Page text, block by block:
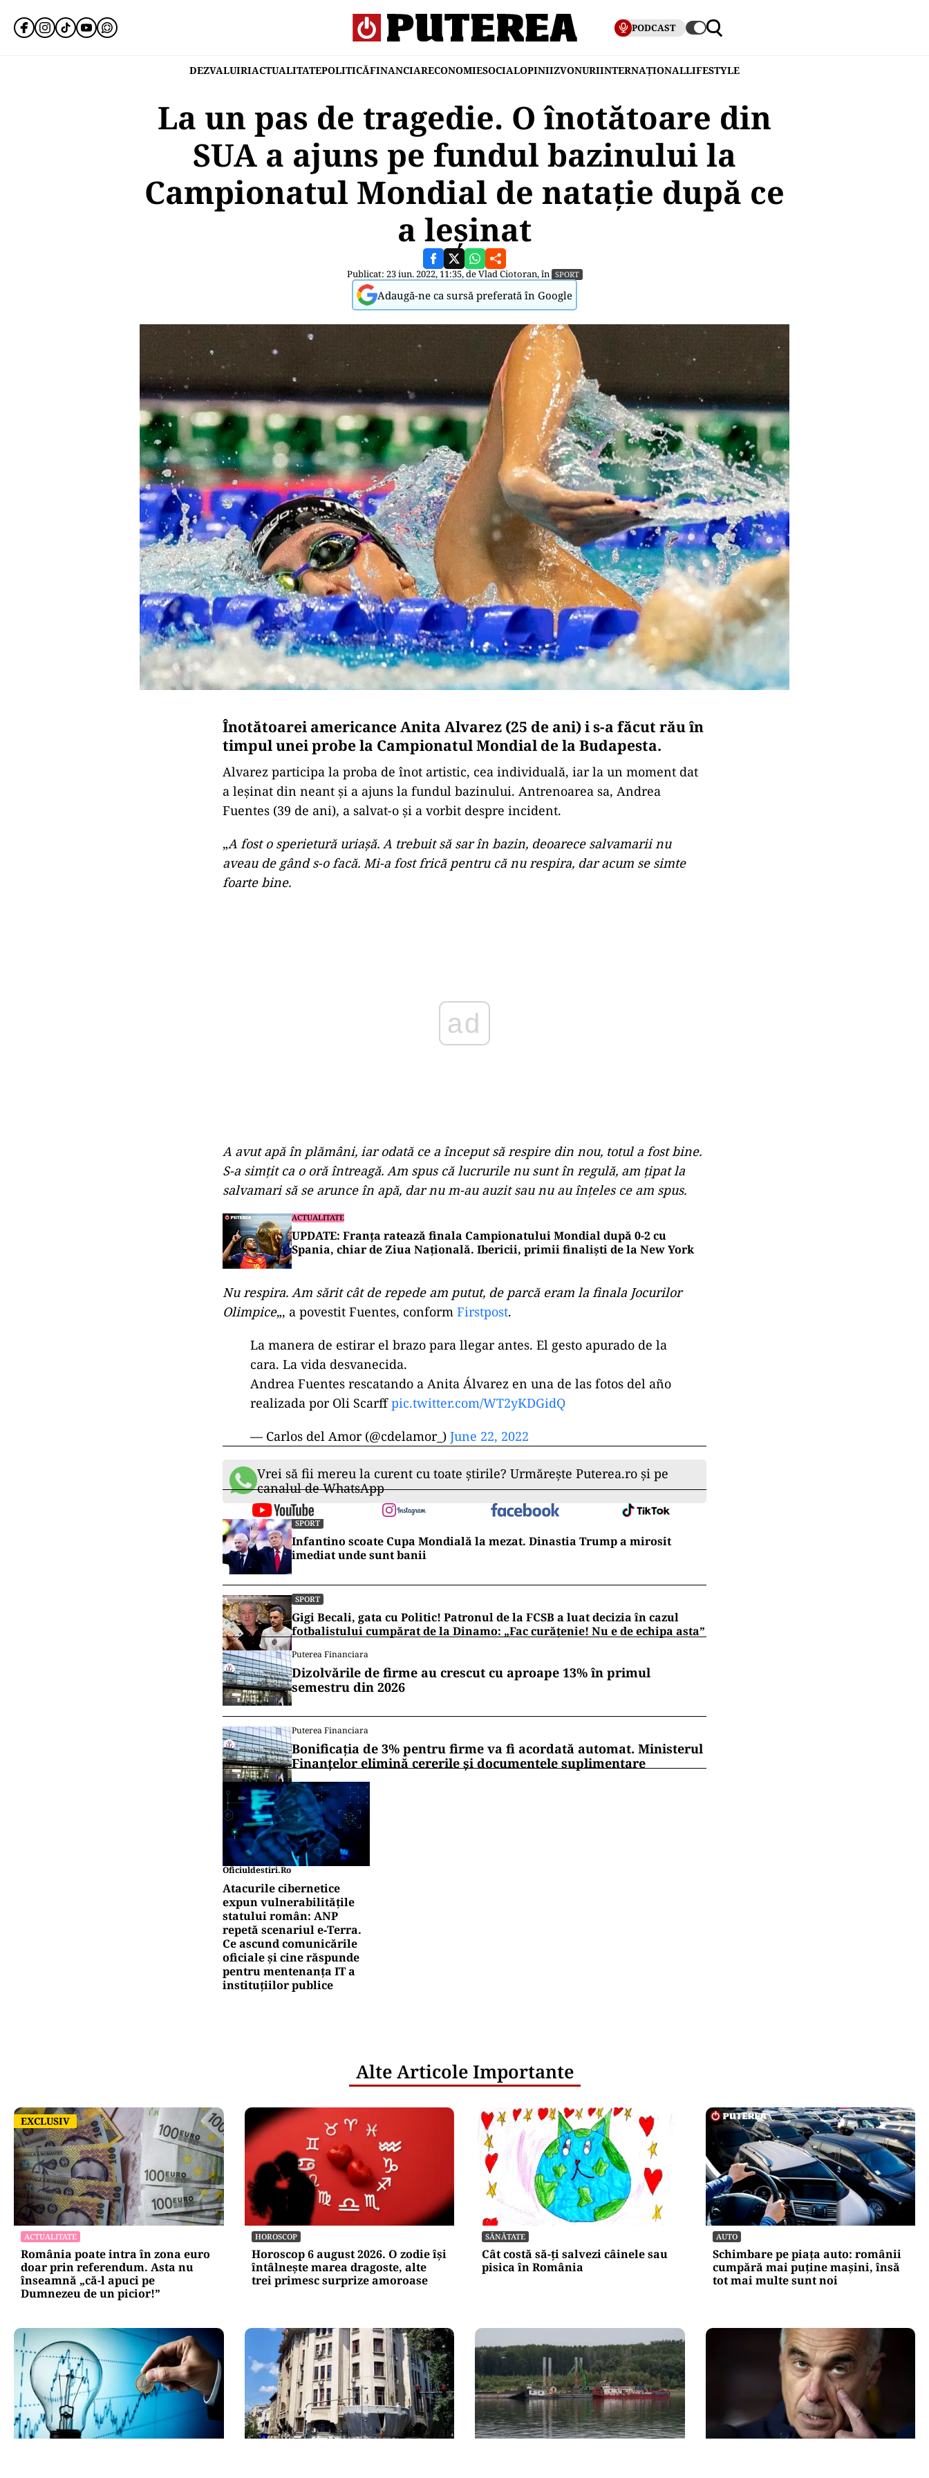
PODCAST
DEZVALUIRIACTUALITATEPOLITICĂFINANCIARECONOMIESOCIALOPINIIZVONURIINTERNAȚIONALLIFESTYLE
La un pas de tragedie. O înotătoare din
SUA a ajuns pe fundul bazinului la
Campionatul Mondial de natație după ce
a leșinat
Publicat: 23 iun. 2022, 11:35, deVlad Ciotoran, în SPORT
Adaugă-ne ca sursă preferată în Google
Înotătoarei americance Anita Alvarez (25 de ani) i s-a făcut rău în
timpul unei probe la Campionatul Mondial de la Budapesta.
Alvarez participa la proba de înot artistic, cea individuală, iar la un moment dat
a leșinat din neant și a ajuns la fundul bazinului. Antrenoarea sa, Andrea
Fuentes (39 de ani), a salvat-o și a vorbit despre incident.
„A fost o sperietură uriașă. A trebuit să sar în bazin, deoarece salvamarii nu
aveau de gând s-o facă. Mi-a fost frică pentru că nu respira, dar acum se simte
foarte bine.
A avut apă în plămâni, iar odată ce a început să respire din nou, totul a fost bine.
S-a simțit ca o oră întreagă. Am spus că lucrurile nu sunt în regulă, am țipat la
salvamari să se arunce în apă, dar nu m-au auzit sau nu au înțeles ce am spus.
ACTUALITATE
UPDATE: Franța ratează finala Campionatului Mondial după 0-2 cu
Spania, chiar de Ziua Națională. Ibericii, primii finaliști de la New York
Nu respira. Am sărit cât de repede am putut, de parcă eram la finala Jocurilor
Olimpice„, a povestit Fuentes, conform Firstpost.
La manera de estirar el brazo para llegar antes. El gesto apurado de la
cara. La vida desvanecida.
Andrea Fuentes rescatando a Anita Álvarez en una de las fotos del año
realizada por Oli Scarffpic.twitter.com/WT2yKDGidQ
— Carlos del Amor (@cdelamor_) June 22, 2022
Vrei să fii mereu la curent cu toate știrile? Urmărește Puterea.ro și pe
canalul de WhatsApp
SPORT
Infantino scoate Cupa Mondială la mezat. Dinastia Trump a mirosit
imediat unde sunt banii
SPORT
Gigi Becali, gata cu Politic! Patronul de la FCSB a luat decizia în cazul
fotbalistului cumpărat de la Dinamo: „Fac curățenie! Nu e de echipa asta”
Puterea Financiara
Dizolvările de firme au crescut cu aproape 13% în primul
semestru din 2026
Puterea Financiara
Bonificația de 3% pentru firme va fi acordată automat. Ministerul
Finanțelor elimină cererile și documentele suplimentare
Oficiuldestiri.ro
Atacurile cibernetice
expun vulnerabilitățile
statului român: ANP
repetă scenariul e‑Terra.
Ce ascund comunicările
oficiale și cine răspunde
pentru mentenanța IT a
instituțiilor publice
Alte Articole Importante
EXCLUSIV
EXCLUSIV
ACTUALITATE
România poate intra în zona euro
doar prin referendum. Asta nu
înseamnă „că-l apuci pe
Dumnezeu de un picior!”
HOROSCOP
Horoscop 6 august 2026. O zodie își
întâlnește marea dragoste, alte
trei primesc surprize amoroase
SĂNĂTATE
Cât costă să-ți salvezi câinele sau
pisica în România
AUTO
Schimbare pe piața auto: românii
cumpără mai puține mașini, însă
tot mai multe sunt noi